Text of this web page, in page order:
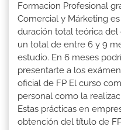
Formacion Profesional
Comercial y Márketing
duración total teórica del
un total de entre 6 y 9
estudio. En 6 meses
presentarte a los
oficial de FP El curso
personal como la
Estas prácticas en
obtención del título de